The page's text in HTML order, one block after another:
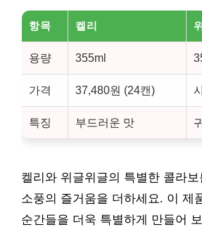
항목 켈리
용량 355ml
가격 37,480원 (24캔)
특징 부드러운 맛
켈리와 위글위글의 특별한 콜라
소풍의 즐거움을 더하세요. 이 제
순간들을 더욱 특별하게 만들어